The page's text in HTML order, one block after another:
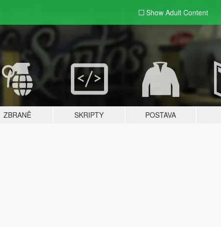
Show Adult Content
ZBRANĚ SKRIPTY POSTAVA